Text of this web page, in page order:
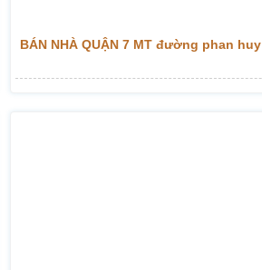
BÁN NHÀ QUẬN 7 MT đường phan